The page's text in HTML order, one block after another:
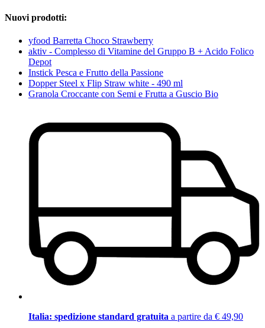
Nuovi prodotti:
yfood Barretta Choco Strawberry
aktiv - Complesso di Vitamine del Gruppo B + Acido Folico
Depot
Instick Pesca e Frutto della Passione
Dopper Steel x Flip Straw white - 490 ml
Granola Croccante con Semi e Frutta a Guscio Bio
Italia: spedizione standard gratuita a partire da € 49,90